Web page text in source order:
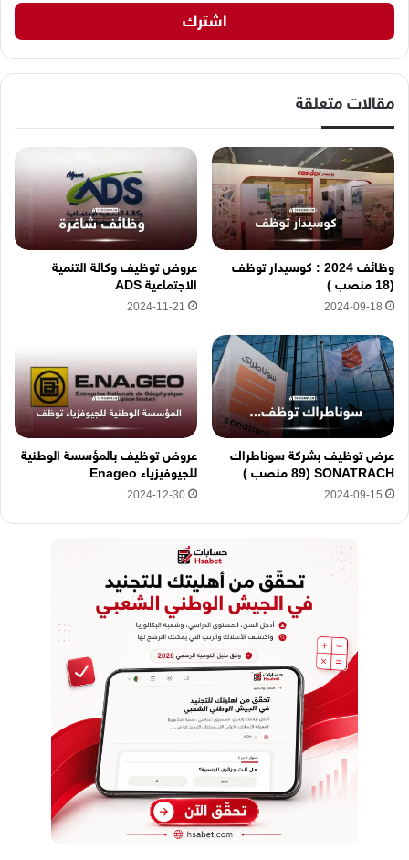
ي
ك
ا
إ
ت
ر
و
ن
ي
ن
ا
مقالات متعلقة
وظائف 2024 : كوسيدار توظف
(18 منصب )
2024-09-18
عروض توظيف وكالة التنمية
الاجتماعية ADS
2024-11-21
عرض توظيف بشركة سوناطراك
SONATRACH (89 منصب )
2024-09-15
عروض توظيف بالمؤسسة الوطنية
للجيوفيزياء Enageo
2024-12-30